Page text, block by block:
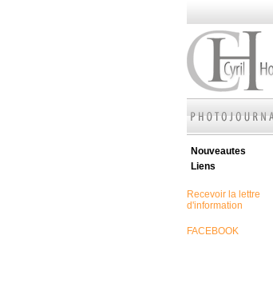
Nouveautes
Liens
Recevoir la lettre
d'information
FACEBOOK